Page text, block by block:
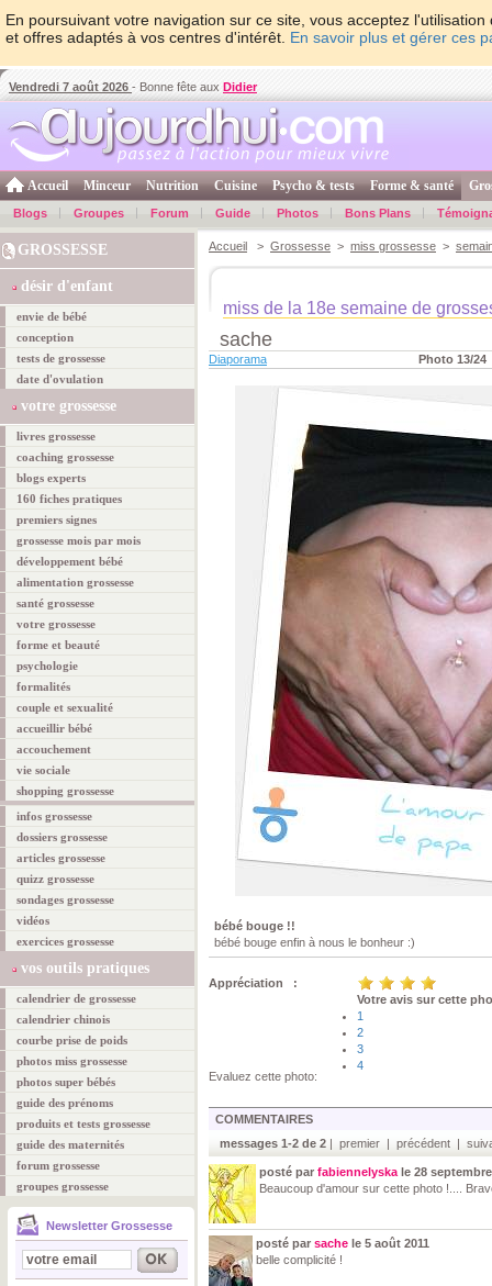
En poursuivant votre navigation sur ce site, vous acceptez
et offres adaptés à vos centres d'intérêt. En savoir plus et gérer ces
Vendredi 7 août 2026 - Bonne fête aux Didier
Accueil Minceur Nutrition Cuisine Psycho & tests Forme & santé
Blogs Groupes Forum Guide Photos Bons Plans
GROSSESSE
désir d'enfant
envie de bébé
conception
tests de grossesse
date d'ovulation
votre grossesse
livres grossesse
coaching grossesse
blogs experts
160 fiches pratiques
premiers signes
grossesse mois par mois
développement bébé
alimentation grossesse
santé grossesse
votre grossesse
forme et beauté
psychologie
formalités
couple et sexualité
accueillir bébé
accouchement
vie sociale
shopping grossesse
infos grossesse
dossiers grossesse
articles grossesse
quizz grossesse
sondages grossesse
vidéos
exercices grossesse
vos outils pratiques
calendrier de grossesse
calendrier chinois
courbe prise de poids
photos miss grossesse
photos super bébés
guide des prénoms
produits et tests grossesse
guide des maternités
forum grossesse
groupes grossesse
Newsletter Grossesse
Accueil > Grossesse > miss grossesse >
miss de la 18e semaine de
sache
Diaporama Photo 13/24
bébé bouge !!
bébé bouge enfin à nous le bonheur :)
Appréciation :
Evaluez cette photo:
Votre avis sur cette
1
2
3
4
COMMENTAIRES
messages 1-2 de 2 | premier | précédent |
posté par fabiennelyska le 28 septembre
Beaucoup d'amour sur cette photo !....
posté par sache le 5 août 2011
belle complicité !